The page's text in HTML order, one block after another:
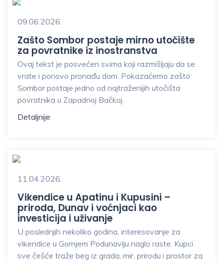
09.06.2026.
Zašto Sombor postaje mirno utočište
za povratnike iz inostranstva
Ovaj tekst je posvećen svima koji razmišljaju da se
vrate i ponovo pronađu dom. Pokazaćemo zašto
Sombor postaje jedno od najtraženijih utočišta
povratnika u Zapadnoj Bačkoj.
Detaljnije
11.04.2026.
Vikendice u Apatinu i Kupusini –
priroda, Dunav i voćnjaci kao
investicija i uživanje️
U poslednjih nekoliko godina, interesovanje za
vikendice u Gornjem Podunavlju naglo raste. Kupci
sve češće traže beg iz grada, mir, prirodu i prostor za